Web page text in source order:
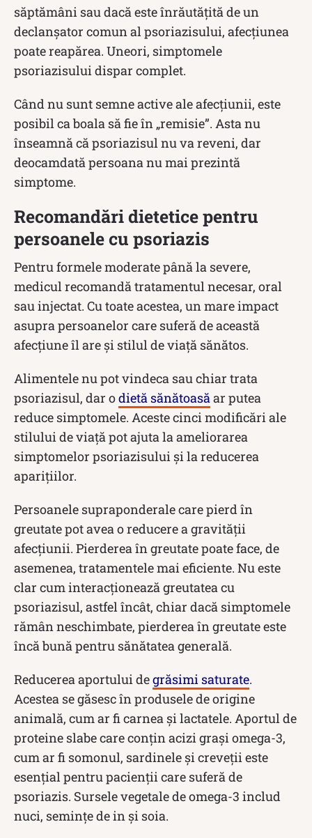
săptămâni sau dacă este înrăutățită de un
declanșator comun al psoriazisului, afecțiunea
poate reapărea. Uneori, simptomele
psoriazisului dispar complet.
Când nu sunt semne active ale afecțiunii, este
posibil ca boala să fie în „remisie”. Asta nu
înseamnă că psoriazisul nu va reveni, dar
deocamdată persoana nu mai prezintă
simptome.
Recomandări dietetice pentru
persoanele cu psoriazis
Pentru formele moderate până la severe,
medicul recomandă tratamentul necesar, oral
sau injectat. Cu toate acestea, un mare impact
asupra persoanelor care suferă de această
afecțiune îl are și stilul de viață sănătos.
Alimentele nu pot vindeca sau chiar trata
psoriazisul, dar odietă sănătoasă ar putea
reduce simptomele. Aceste cinci modificări ale
stilului de viață pot ajuta la ameliorarea
simptomelor psoriazisului și la reducerea
aparițiilor.
Persoanele supraponderale care pierd în
greutate pot avea o reducere a gravității
afecțiunii. Pierderea în greutate poate face, de
asemenea, tratamentele mai eficiente. Nu este
clar cum interacționează greutatea cu
psoriazisul, astfel încât, chiar dacă simptomele
rămân neschimbate, pierderea în greutate este
încă bună pentru sănătatea generală.
Reducerea aportului degrăsimi saturate.
Acestea se găsesc în produsele de origine
animală, cum ar fi carnea și lactatele. Aportul de
proteine ​​slabe care conțin acizi grași omega-3,
cum ar fi somonul, sardinele și creveții este
esențial pentru pacienții care suferă de
psoriazis. Sursele vegetale de omega-3 includ
nuci, semințe de in și soia.